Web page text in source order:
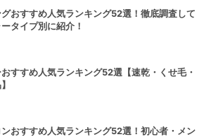
おすすめ人気ランキング52選！徹底調査して
タイプ別に紹介！
おすすめ人気ランキング52選【速乾・くせ毛・
おすすめ人気ランキング52選！初心者・メン